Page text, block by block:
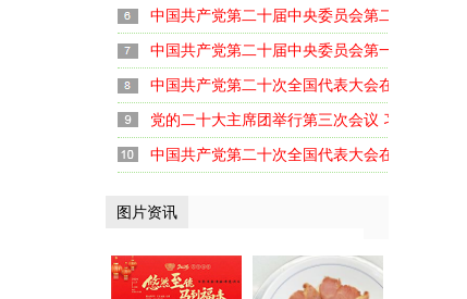
中国共产党第二十届中央委员会第二次全体会
中国共产党第二十届中央委员会第一次全体会
中国共产党第二十次全国代表大会在京闭幕
党的二十大主席团举行第三次会议 习近平主持
中国共产党第二十次全国代表大会在京开幕
图片资讯